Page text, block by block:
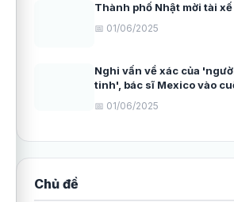
Thành phố Nhật mời tài
📅 01/06/2025
Nghi vấn về xác của
tinh', bác sĩ Mexico vào
📅 01/06/2025
Chủ đề